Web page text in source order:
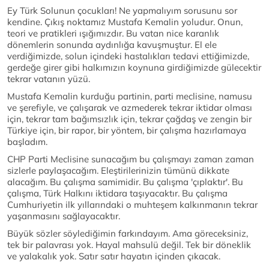
Ey Türk Solunun çocukları! Ne yapmalıyım sorusunu sor
kendine. Çıkış noktamız Mustafa Kemalin yoludur. Onun,
teori ve pratikleri ışığımızdır. Bu vatan nice karanlık
dönemlerin sonunda aydınlığa kavuşmuştur. El ele
verdiğimizde, solun içindeki hastalıkları tedavi ettiğimizde,
gerdeğe girer gibi halkımızın koynuna girdiğimizde gülecektir
tekrar vatanın yüzü.
Mustafa Kemalin kurduğu partinin, parti meclisine, namusu
ve şerefiyle, ve çalışarak ve azmederek tekrar iktidar olması
için, tekrar tam bağımsızlık için, tekrar çağdaş ve zengin bir
Türkiye için, bir rapor, bir yöntem, bir çalışma hazırlamaya
başladım.
CHP Parti Meclisine sunacağım bu çalışmayı zaman zaman
sizlerle paylaşacağım. Eleştirilerinizin tümünü dikkate
alacağım. Bu çalışma samimidir. Bu çalışma 'çıplaktır'. Bu
çalışma, Türk Halkını iktidara taşıyacaktır. Bu çalışma
Cumhuriyetin ilk yıllarındaki o muhteşem kalkınmanın tekrar
yaşanmasını sağlayacaktır.
Büyük sözler söylediğimin farkındayım. Ama göreceksiniz,
tek bir palavrası yok. Hayal mahsulü değil. Tek bir döneklik
ve yalakalık yok. Satır satır hayatın içinden çıkacak.